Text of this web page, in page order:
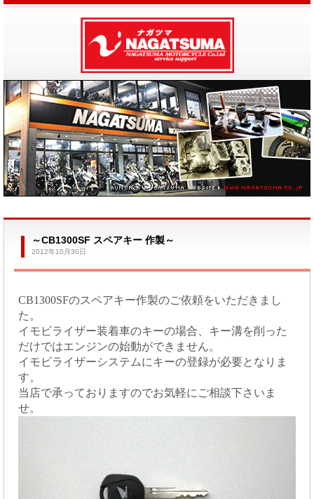
～CB1300SF スペアキー 作製～
2012年10月30日
CB1300SFのスペアキー作製のご依頼をいただきまし
た。
イモビライザー装着車のキーの場合、キー溝を削った
だけではエンジンの始動ができません。
イモビライザーシステムにキーの登録が必要となりま
す。
当店で承っておりますのでお気軽にご相談下さいま
せ。